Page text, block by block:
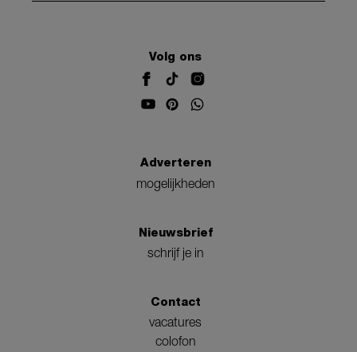
Volg ons
Adverteren
mogelijkheden
Nieuwsbrief
schrijf je in
Contact
vacatures
colofon